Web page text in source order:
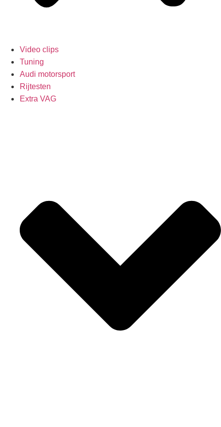
Video clips
Tuning
Audi motorsport
Rijtesten
Extra VAG